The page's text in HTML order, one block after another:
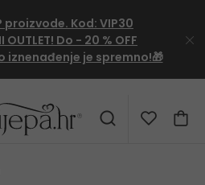
proizvode. Kod: VIP30
OUTLET! Do - 20 % OFF
iznenađenje je spremno!🎁